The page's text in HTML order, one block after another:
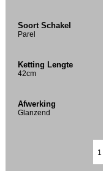
Soort Schakel
Parel
Ketting Lengte
42cm
Afwerking
Glanzend